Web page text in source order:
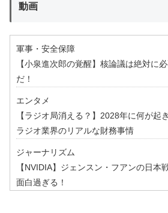
動画
軍事・安全保障
【小泉進次郎の覚醒】核論議は絶対に
だ！
エンタメ
【ラジオ局消える？】2028年に何が起
ラジオ業界のリアルな財務事情
ジャーナリズム
【NVIDIA】ジェンスン・フアンの日本
面白過ぎる！